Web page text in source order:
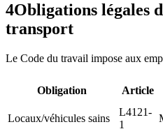
4Obligations légales
transport
Le Code du travail impose aux
Obligation Article
Locaux/véhicules sains
L4121-
1